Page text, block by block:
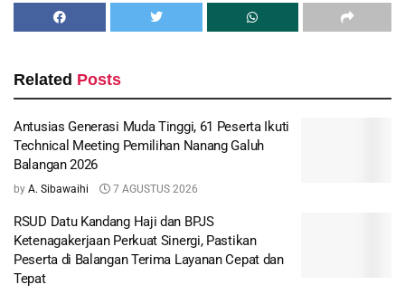
Related Posts
Antusias Generasi Muda Tinggi, 61 Peserta Ikuti
Technical Meeting Pemilihan Nanang Galuh
Balangan 2026
by A. Sibawaihi 7 AGUSTUS 2026
RSUD Datu Kandang Haji dan BPJS
Ketenagakerjaan Perkuat Sinergi, Pastikan
Peserta di Balangan Terima Layanan Cepat dan
Tepat